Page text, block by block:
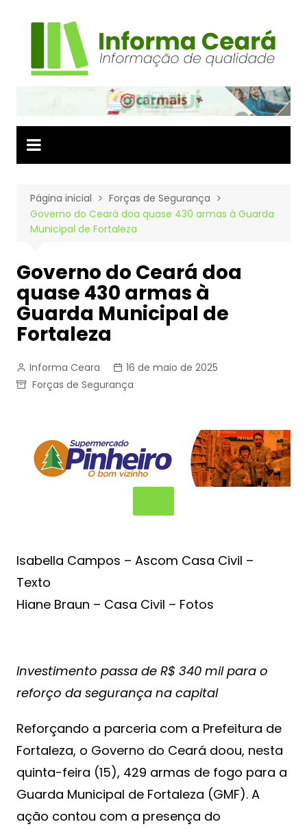
Página inicial
Forças de Segurança
Governo do Ceará doa quase 430 armas à Guarda
Municipal de Fortaleza
Governo do Ceará doa
quase 430 armas à
Guarda Municipal de
Fortaleza
Informa Ceara
16 de maio de 2025
Forças de Segurança
Isabella Campos – Ascom Casa Civil –
Texto
Hiane Braun – Casa Civil – Fotos
Investimento passa de R$ 340 mil para o
reforço da segurança na capital
Reforçando a parceria com a Prefeitura de
Fortaleza, o Governo do Ceará doou, nesta
quinta-feira (15), 429 armas de fogo para a
Guarda Municipal de Fortaleza (GMF). A
ação contou com a presença do